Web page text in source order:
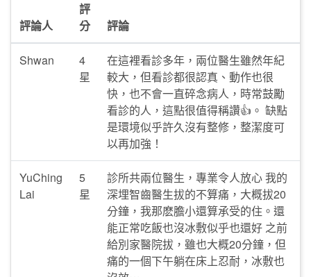
評論人
評
分
評論
Shwan
4
星
在這裡看診多年，兩位醫生雖然年紀
較大，但看診都很認真、動作也很
快，也不會一直碎念病人，時常鼓勵
看診的人，這點很值得稱讚👍。 缺點
是環境似乎許久沒有整修，整潔度可
以再加強！
YuChing
Lai
5
星
診所共兩位醫生，專業令人放心 我的
深埋智齒醫生拔的不算痛，大概拔20
分鐘，我那麽膽小還算承受的住。還
能正常吃飯也沒冰敷似乎也還好 之前
給別家醫院拔，雖也大概20分鐘，但
痛的一個下午躺在床上忍耐，冰敷也